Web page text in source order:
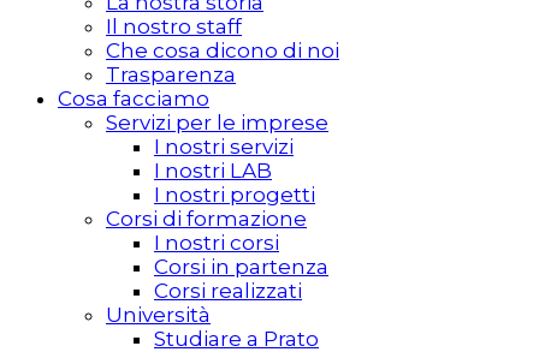
Il nostro staff
Che cosa dicono di noi
Trasparenza
Cosa facciamo
Servizi per le imprese
I nostri servizi
I nostri LAB
I nostri progetti
Corsi di formazione
I nostri corsi
Corsi in partenza
Corsi realizzati
Università
Studiare a Prato